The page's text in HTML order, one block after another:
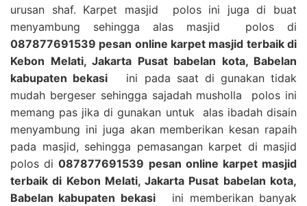
urusan shaf. Karpet masjid polos ini juga di buat
menyambung sehingga alas masjid polos di
087877691539 pesan online karpet masjid terbaik di
Kebon Melati, Jakarta Pusat babelan kota, Babelan
kabupaten bekasi ini pada saat di gunakan tidak
mudah bergeser sehingga sajadah musholla polos ini
memang pas jika di gunakan untuk alas ibadah disain
menyambung ini juga akan memberikan kesan rapaih
pada masjid, sehingga pemasangan karpet di masjid
polos di087877691539 pesan online karpet masjid
terbaik di Kebon Melati, Jakarta Pusat babelan kota,
Babelan kabupaten bekasiini memberikan banyak